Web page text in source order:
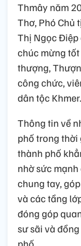
Thmây năm
Thơ, Phó Chủ
Thị Ngọc
chúc mừng
thượng,
công chức,
dân tộc Khmer.
Thông tin về
phố trong thời
thành phố
nhờ sức
chung tay,
và các tầng
đóng góp
sư sãi và